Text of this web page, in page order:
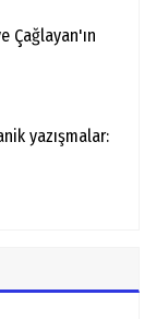
Çağlayan'ın
yazışmalar: